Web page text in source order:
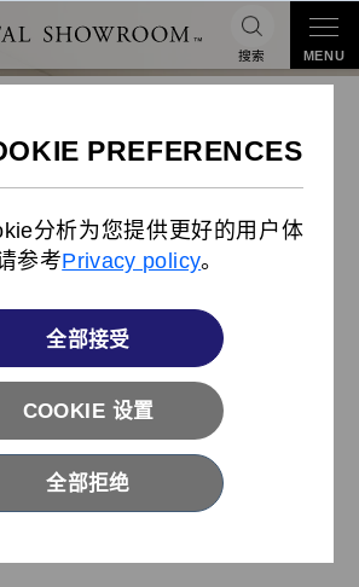
分析为您提供更好的用户体
参考Privacy policy。
COOKIE 设置
全部接受
全部拒绝
搜索 MENU
拉头的3号尼龙拉链